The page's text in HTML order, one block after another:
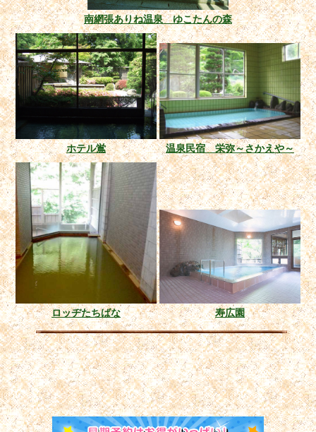
南網張ありね温泉 ゆこたんの森
ホテル鴬 温泉民宿 栄弥～さかえや～
ロッヂたちばな 寿広園